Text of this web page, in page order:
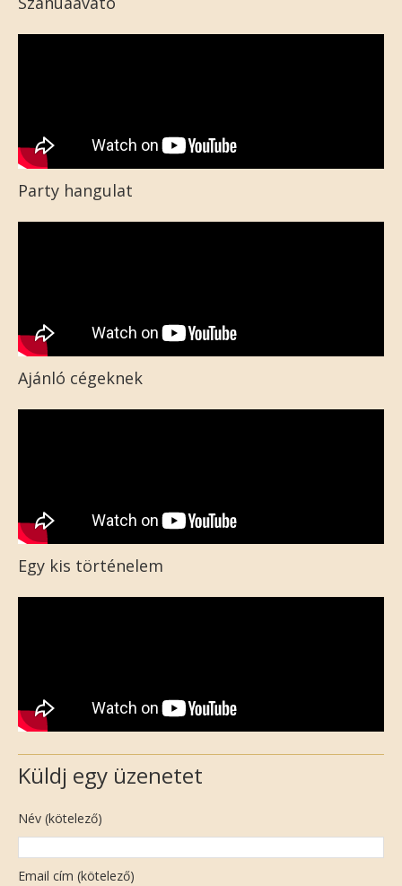
Party hangulat
Ajánló cégeknek
Egy kis történelem
Küldj egy üzenetet
Név (kötelező)
Email cím (kötelező)